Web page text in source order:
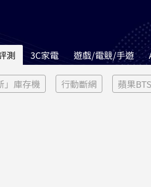
測 3C家電 遊戲/電競/手遊
」庫存機 行動斷網 蘋果BTS